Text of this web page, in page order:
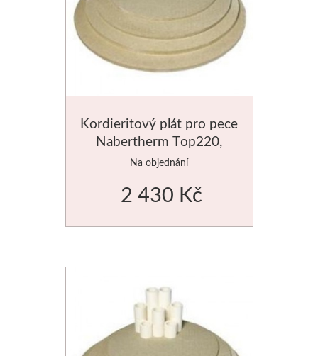
Kordieritový plát pro pece
Nabertherm Top220,
velikost 550mm
Na objednání
2 430 Kč